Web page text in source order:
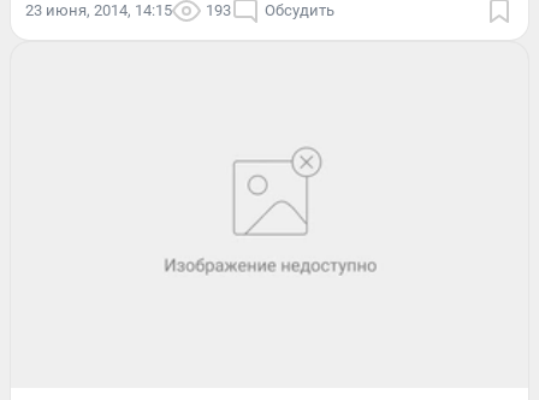
23 июня, 2014, 14:15 193 Обсудить